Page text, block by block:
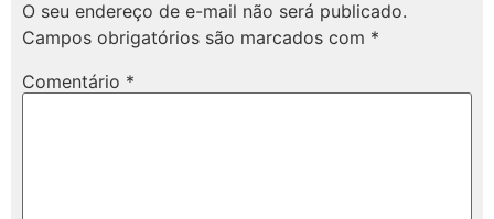
O seu endereço de e-mail não será publicado.
Campos obrigatórios são marcados com *
Comentário *